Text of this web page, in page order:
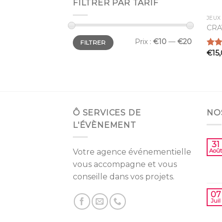
FILTRER PAR TARIF
Prix
min
Prix
maxFILTRER Prix : €10 — €20
Note
€
Ô SERVICES DE
L'ÉVÈNEMENT
Votre agence événementielle
vous accompagne et vous
conseille dans vos projets.
31
Août
07
Juil